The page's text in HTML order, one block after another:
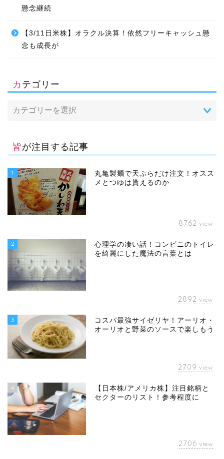
懸念継続
【3/11日米株】オラクル決算！依然フリーキャッシュ懸
念も成長が
カテゴリー
皆が注目する記事
1
丸亀製麺で天ぷらだけ注文！オスス
メとつゆは貰えるのか
8762 view
2
心理学の凄い話！コンビニのトイレ
を綺麗にした魔法の言葉とは
2892 view
3
コスパ最強サイゼリヤ！アーリオ・
オーリオと野菜のソースで楽しもう
2709 view
4
【日本株/アメリカ株】注目銘柄と
セクターのリスト！参考程度に
2706 view